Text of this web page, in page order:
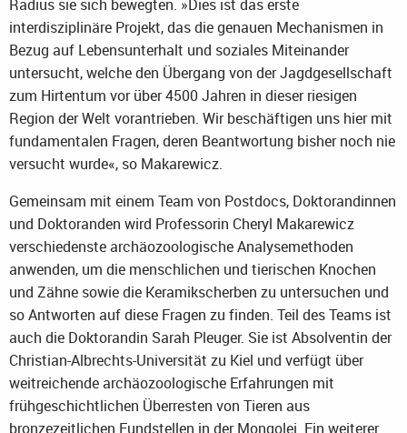
Radius sie sich bewegten. »Dies ist das erste
interdisziplinäre Projekt, das die genauen Mechanismen in
Bezug auf Lebensunterhalt und soziales Miteinander
untersucht, welche den Übergang von der Jagdgesellschaft
zum Hirtentum vor über 4500 Jahren in dieser riesigen
Region der Welt vorantrieben. Wir beschäftigen uns hier mit
fundamentalen Fragen, deren Beantwortung bisher noch nie
versucht wurde«, so Makarewicz.
Gemeinsam mit einem Team von Postdocs, Doktorandinnen
und Doktoranden wird Professorin Cheryl Makarewicz
verschiedenste archäozoologische Analysemethoden
anwenden, um die menschlichen und tierischen Knochen
und Zähne sowie die Keramikscherben zu untersuchen und
so Antworten auf diese Fragen zu finden. Teil des Teams ist
auch die Doktorandin Sarah Pleuger. Sie ist Absolventin der
Christian-Albrechts-Universität zu Kiel und verfügt über
weitreichende archäozoologische Erfahrungen mit
frühgeschichtlichen Überresten von Tieren aus
bronzezeitlichen Fundstellen in der Mongolei. Ein weiterer